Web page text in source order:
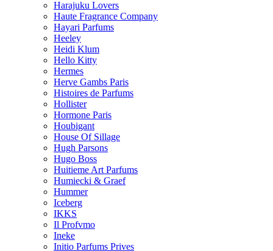
Harajuku Lovers
Haute Fragrance Company
Hayari Parfums
Heeley
Heidi Klum
Hello Kitty
Hermes
Herve Gambs Paris
Histoires de Parfums
Hollister
Hormone Paris
Houbigant
House Of Sillage
Hugh Parsons
Hugo Boss
Huitieme Art Parfums
Humiecki & Graef
Hummer
Iceberg
IKKS
Il Profvmo
Ineke
Initio Parfums Prives